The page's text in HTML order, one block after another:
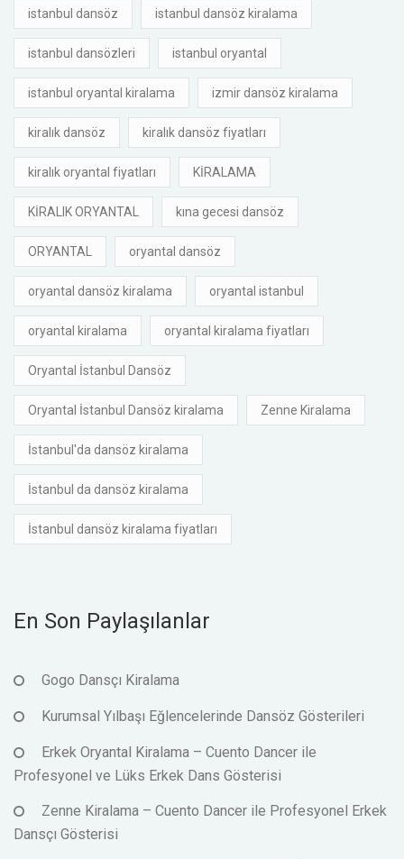
istanbul dansöz istanbul dansöz kiralama
istanbul dansözleri istanbul oryantal
istanbul oryantal kiralama izmir dansöz kiralama
kiralık dansöz kiralık dansöz fiyatları
kiralık oryantal fiyatları KİRALAMA
KİRALIK ORYANTAL kına gecesi dansöz
ORYANTAL oryantal dansöz
oryantal dansöz kiralama oryantal istanbul
oryantal kiralama oryantal kiralama fiyatları
Oryantal İstanbul Dansöz
Oryantal İstanbul Dansöz kiralama Zenne Kiralama
İstanbul'da dansöz kiralama
İstanbul da dansöz kiralama
İstanbul dansöz kiralama fiyatları
En Son Paylaşılanlar
Gogo Dansçı Kiralama
Kurumsal Yılbaşı Eğlencelerinde Dansöz Gösterileri
Erkek Oryantal Kiralama – Cuento Dancer ile
Profesyonel ve Lüks Erkek Dans Gösterisi
Zenne Kiralama – Cuento Dancer ile Profesyonel Erkek
Dansçı Gösterisi